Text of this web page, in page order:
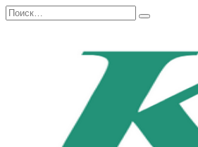
Перейти
к
Search
for: